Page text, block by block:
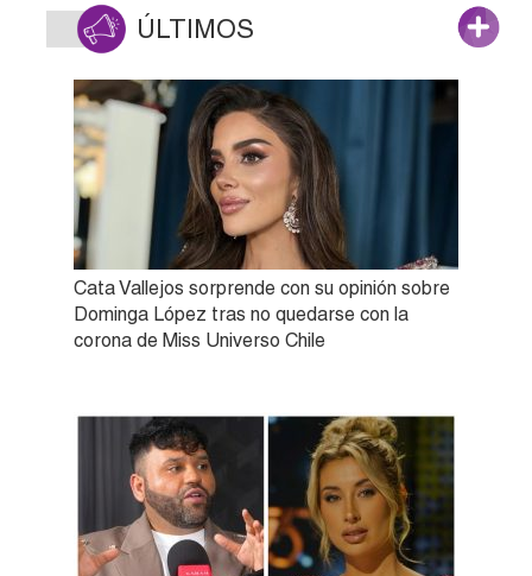
ÚLTIMOS
Cata Vallejos sorprende con su opinión sobre
Dominga López tras no quedarse con la
corona de Miss Universo Chile